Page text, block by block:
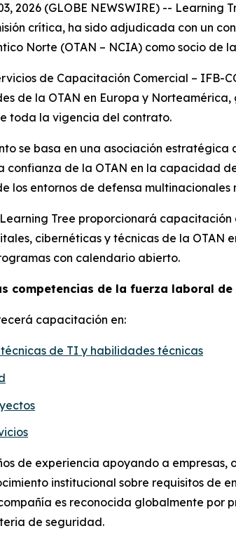
2026 (GLOBE NEWSWIRE) --
crítica, ha sido adjudicada con un
Norte (OTAN – NCIA) como socio de
de Capacitación Comercial – IFB-
de la OTAN en Europa y
toda la vigencia del contrato.
se basa en una asociación
confianza de la OTAN en la capacidad
los entornos de defensa multinacionales
Tree proporcionará
cibernéticas y técnicas de la OTAN
con calendario abierto.
competencias de la fuerza laboral de
capacitación en:
de TI y habilidades técnicas
de experiencia apoyando a
institucional sobre requisitos
es reconocida globalmente
de seguridad.